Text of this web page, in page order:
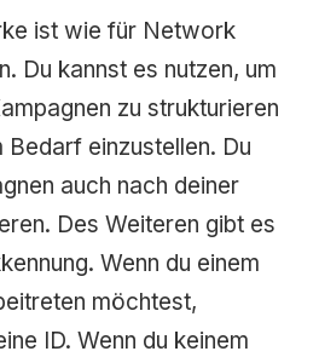
ist wie für Network
Du kannst es nutzen, um
zu strukturieren
Bedarf einzustellen. Du
auch nach deiner
Des Weiteren gibt es
Wenn du einem
möchtest,
ID. Wenn du keinem